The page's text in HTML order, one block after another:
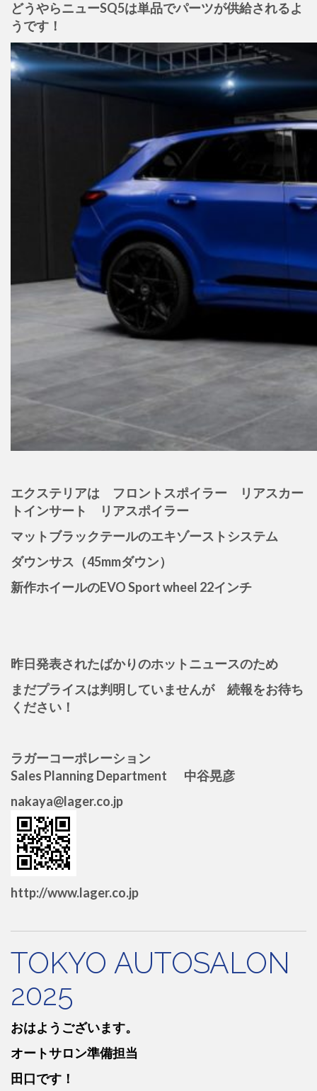
どうやらニューSQ5は単品でパーツが供給されるよ
うです！
エクステリアは フロントスポイラー リアスカー
トインサート リアスポイラー
マットブラックテールのエキゾーストシステム
ダウンサス（45mmダウン）
新作ホイールのEVO Sport wheel 22インチ
昨日発表されたばかりのホットニュースのため
まだプライスは判明していませんが 続報をお待ち
ください！
ラガーコーポレーション
Sales Planning Department 中谷晃彦
nakaya@lager.co.jp
http://www.lager.co.jp
TOKYO AUTOSALON
2025
おはようございます。
オートサロン準備担当
田口です！